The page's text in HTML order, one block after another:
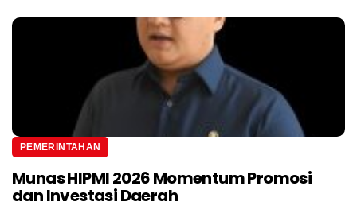
PEMERINTAHAN
Munas HIPMI 2026 Momentum Promosi
dan Investasi Daerah